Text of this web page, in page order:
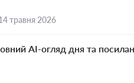
травня 2026
AI-огляд дня та